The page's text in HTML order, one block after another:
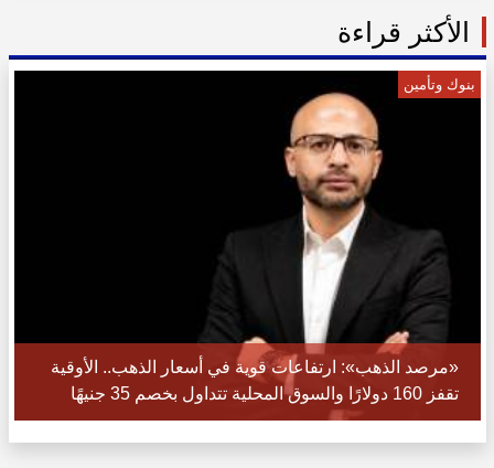
الأكثر قراءة
بنوك وتأمين
«مرصد الذهب»: ارتفاعات قوية في أسعار الذهب.. الأوقية
تقفز 160 دولارًا والسوق المحلية تتداول بخصم 35 جنيهًا